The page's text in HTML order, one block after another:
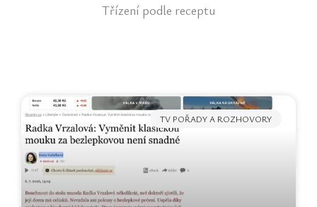
Třízení podle receptu
TV POŘADY A ROZHOVORY
PagePagePage Page